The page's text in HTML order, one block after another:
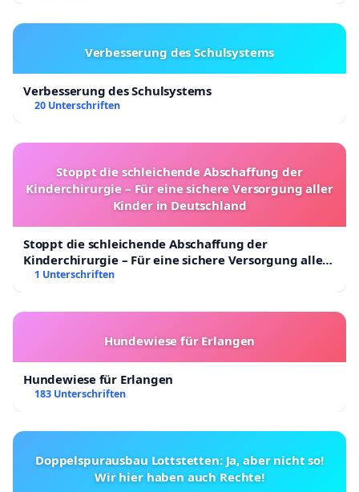
Verbesserung des Schulsystems
Verbesserung des Schulsystems
20 Unterschriften
Stoppt die schleichende Abschaffung der
Kinderchirurgie – Für eine sichere Versorgung aller
Kinder in Deutschland
Stoppt die schleichende Abschaffung der
Kinderchirurgie – Für eine sichere Versorgung aller
Kinder in Deutschland
1 Unterschriften
Hundewiese für Erlangen
Hundewiese für Erlangen
183 Unterschriften
Doppelspurausbau Lottstetten: Ja, aber nicht so!
Wir hier haben auch Rechte!